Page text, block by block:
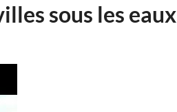
sous les eaux